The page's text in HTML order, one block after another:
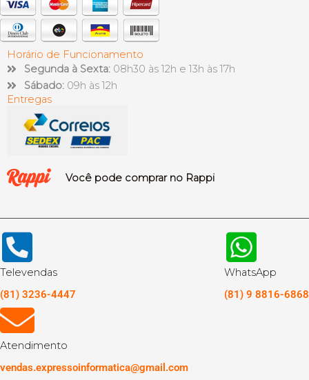
Horário de Funcionamento
Segunda à Sexta: 08h30 às 12h e 13h às 17h
Sábado: 09h às 12h
Entregas
Você pode comprar no Rappi
Televendas
(81) 3236-4447
WhatsApp
(81) 9 8816-6868
Atendimento
vendas.expressoinformatica@gmail.com